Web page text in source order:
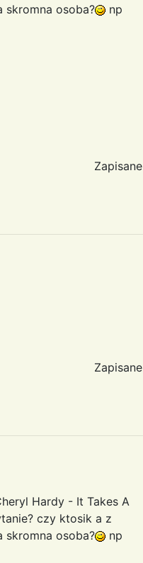
skromna osoba?
np
Zapisane
Zapisane
Hardy - It Takes A
czy ktosik a z
skromna osoba?
np